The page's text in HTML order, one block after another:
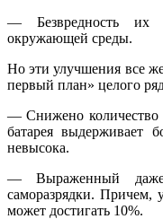
— Безвредность их
окружающей среды.
Но эти улучшения все
первый план» целого
— Снижено количество
батарея выдерживает
невысока.
— Выраженный
саморазрядки. Причем,
может достигать 10%.